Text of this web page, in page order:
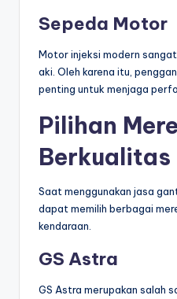
Sepeda Motor
Motor injeksi modern
aki. Oleh karena itu,
penting untuk menjaga
Pilihan
Berkualitas
Saat menggunakan jasa
dapat memilih berbagai
kendaraan.
GS Astra
GS Astra merupakan salah